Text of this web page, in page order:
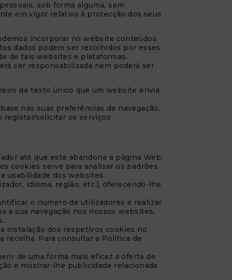
sob forma alguma, sem
em vigor relativo à protecção dos seus
incorporar no website conteúdos
dados podem ser recolhidos por esses
de tais websites e plataformas.
ser responsabilizada nem poderá ser
de texto único que um website envia
nas suas preferências de navegação.
registar/solicitar os serviços
até que este abandone a página Web,
cookies serve para analisar os padrões
usabilidade dos websites.
idioma, região, etc.), oferecendo-lhe
o número de utilizadores e realizar
a sua navegação nos nossos websites,
instalação dos respetivos cookies no
recolha. Para consultar a Política de
de uma forma mais eficaz a oferta de
e mostrar-lhe publicidade relacionada